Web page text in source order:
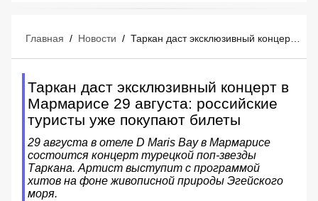
Главная / Новости / Таркан даст эксклюзивный концерт в Мармарисе 29 августа: российские туристы уже покупают билеты
Таркан даст эксклюзивный концерт в
Мармарисе 29 августа: российские
туристы уже покупают билеты
29 августа в отеле D Maris Bay в Мармарисе
состоится концерт турецкой поп-звезды
Таркана. Артист выступит с программой
хитов на фоне живописной природы Эгейского
моря.